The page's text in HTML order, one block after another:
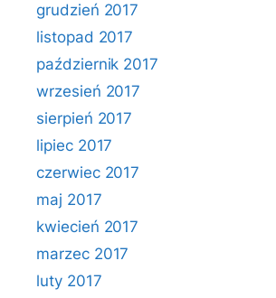
grudzień 2017
listopad 2017
październik 2017
wrzesień 2017
sierpień 2017
lipiec 2017
czerwiec 2017
maj 2017
kwiecień 2017
marzec 2017
luty 2017